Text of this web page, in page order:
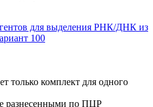
для выделения РНК/ДНК из
100